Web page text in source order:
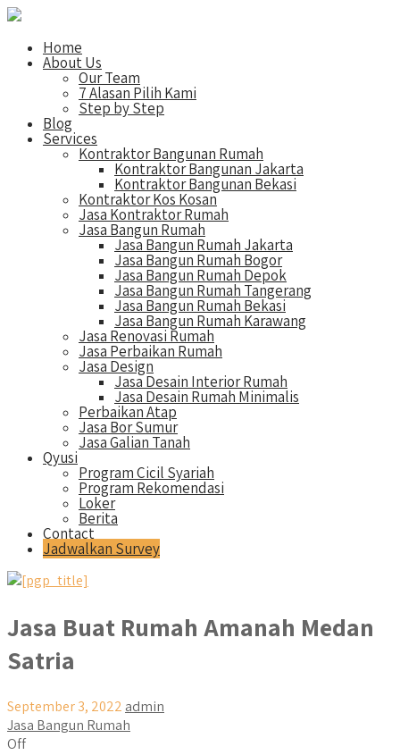
Home
About Us
Our Team
7 Alasan Pilih Kami
Step by Step
Blog
Services
Kontraktor Bangunan Rumah
Kontraktor Bangunan Jakarta
Kontraktor Bangunan Bekasi
Kontraktor Kos Kosan
Jasa Kontraktor Rumah
Jasa Bangun Rumah
Jasa Bangun Rumah Jakarta
Jasa Bangun Rumah Bogor
Jasa Bangun Rumah Depok
Jasa Bangun Rumah Tangerang
Jasa Bangun Rumah Bekasi
Jasa Bangun Rumah Karawang
Jasa Renovasi Rumah
Jasa Perbaikan Rumah
Jasa Design
Jasa Desain Interior Rumah
Jasa Desain Rumah Minimalis
Perbaikan Atap
Jasa Bor Sumur
Jasa Galian Tanah
Qyusi
Program Cicil Syariah
Program Rekomendasi
Loker
Berita
Contact
Jadwalkan Survey
Jasa Buat Rumah Amanah Medan
Satria
September 3, 2022 admin
Jasa Bangun Rumah
Off